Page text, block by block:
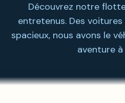
Découvrez notre
entretenus. Des
spacieux, nous avons le
aventure à